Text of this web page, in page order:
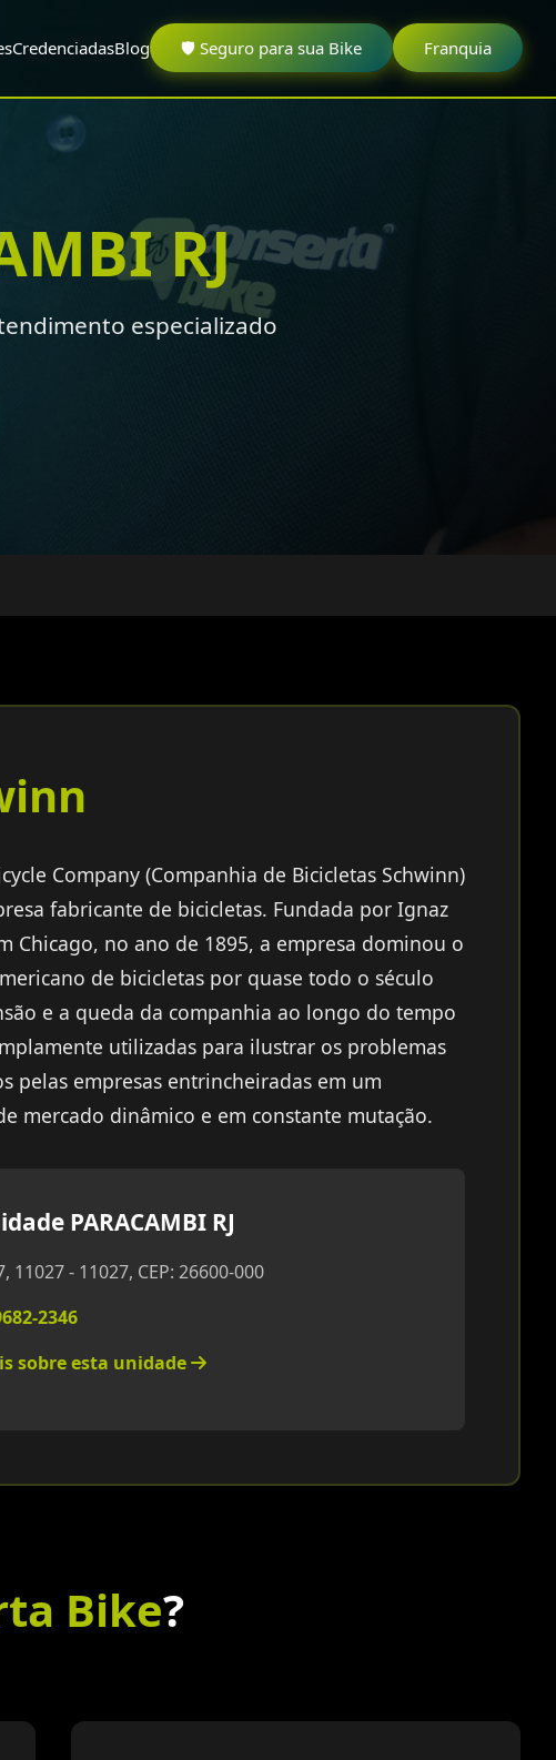
CredenciadasBlog 🛡️ Seguro para sua Bike Franquia
RJ
especializado
Company (Companhia de Bicicletas Schwinn)
fabricante de bicicletas. Fundada por Ignaz
Chicago, no ano de 1895, a empresa dominou o
de bicicletas por quase todo o século
e a queda da companhia ao longo do tempo
utilizadas para ilustrar os problemas
pelas empresas entrincheiradas em um
mercado dinâmico e em constante mutação.
PARACAMBI RJ
11027 - 11027, CEP: 26600-000
2346
sobre esta unidade
Bike?